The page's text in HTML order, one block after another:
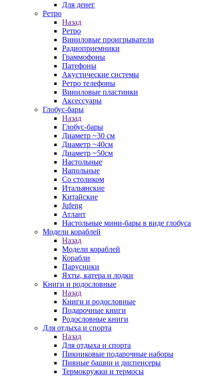
Для денег
Ретро
Назад
Ретро
Виниловые проигрыватели
Радиоприемники
Граммофоны
Патефоны
Акустические системы
Ретро телефоны
Виниловые пластинки
Аксессуары
Глобус-бары
Назад
Глобус-бары
Диаметр ~30 см
Диаметр ~40см
Диаметр ~50см
Настольные
Напольные
Со столиком
Итальянские
Китайские
Jufeng
Атлант
Настольные мини-бары в виде глобуса
Модели кораблей
Назад
Модели кораблей
Корабли
Парусники
Яхты, катера и лодки
Книги и родословные
Назад
Книги и родословные
Подарочные книги
Родословные книги
Для отдыха и спорта
Назад
Для отдыха и спорта
Пикниковые подарочные наборы
Пивные башни и диспенсеры
Термокружки и термосы